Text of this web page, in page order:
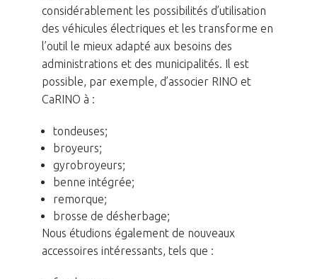
considérablement les possibilités d’utilisation
des véhicules électriques et les transforme en
l’outil le mieux adapté aux besoins des
administrations et des municipalités. Il est
possible, par exemple, d’associer RINO et
CaRINO à :
tondeuses;
broyeurs;
gyrobroyeurs;
benne intégrée;
remorque;
brosse de désherbage;
Nous étudions également de nouveaux
accessoires intéressants, tels que :